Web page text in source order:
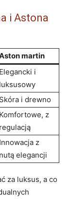
i Astona
martin
Elegancki i
luksusowy
Skóra i drewno
Komfortowe, z
regulacją
Innowacja z
nutą elegancji
za luksus, a co